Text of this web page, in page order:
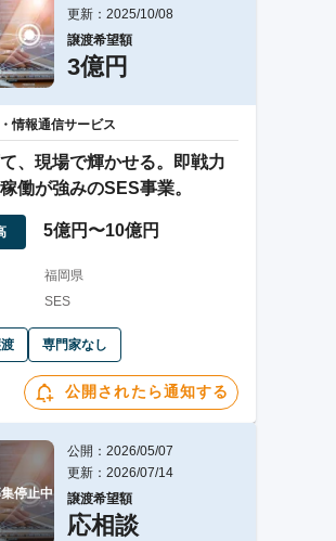
更新：2025/10/08
譲渡希望額
3億円
情報通信サービス
、現場で輝かせる。即戦力
働が強みのSES事業。
5億円〜10億円
福岡県
SES
専門家なし
公開されたら通知する
停止中
公開：2026/05/07
更新：2026/07/14
譲渡希望額
応相談